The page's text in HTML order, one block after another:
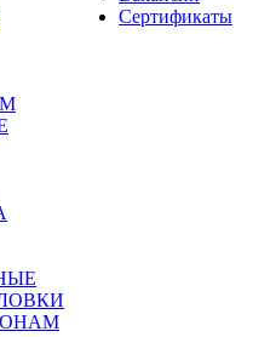
Сертификаты